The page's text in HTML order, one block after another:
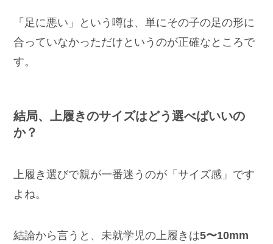
「足に悪い」という噂は、単にその子の足の形に
合っていなかっただけというのが正確なところで
す。
結局、上履きのサイズはどう選べばいいの
か？
上履き選びで親が一番迷うのが「サイズ感」です
よね。
結論から言うと、未就学児の上履きは5〜10mm